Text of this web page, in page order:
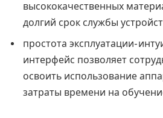
высококачественных
долгий срок службы
простота эксплуатации-
интерфейс позволяет
освоить использование
затраты времени на